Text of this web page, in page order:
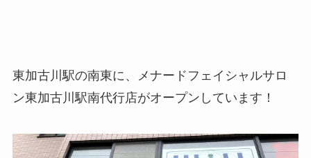
東加古川駅の南東に、メナードフェイシャルサロ
ン東加古川駅南代行店がオープンしています！